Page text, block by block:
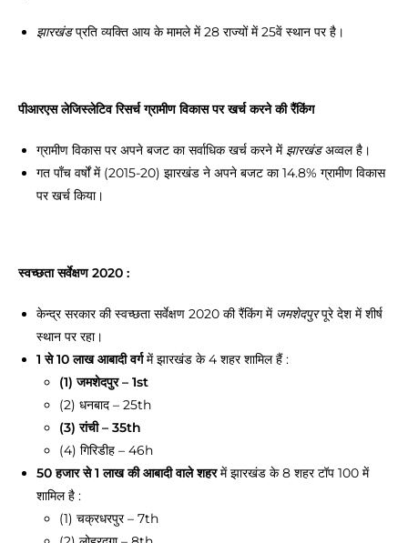
झारखंडप्रति व्यक्ति आय के मामले में28 राज्यों में 25वें स्थान पर है ।
पीआरएस लेजिस्लेटिव रिसर्च ग्रामीण विकास पर खर्च करने की रैंकिंग
ग्रामीण विकास परअपने बजट का सर्वाधिक खर्च करने में झारखंडअव्वलहै।
गत पाँच वर्षों में (2015-20) झारखंड ने अपने बजट का 14.8% ग्रामीण विकास
पर खर्च किया।
स्वच्छता सर्वेक्षण 2020 :
केन्द्र सरकार की स्वच्छता सर्वेक्षण 2020 की रैंकिंग में जमशेदपुरपूरे देश में शीर्ष
स्थान पर रहा।
1 से 10 लाख आबादी वर्गमें झारखंड के 4 शहर शामिल हैं :
(1) जमशेदपुर – 1st
(2) धनबाद – 25th
(3) रांची – 35th
(4) गिरिडीह – 46h
50 हजार से 1 लाख की आबादी वाले शहरमें झारखंड के 8 शहर टॉप 100 में
शामिल है :
(1) चक्रधरपुर – 7th